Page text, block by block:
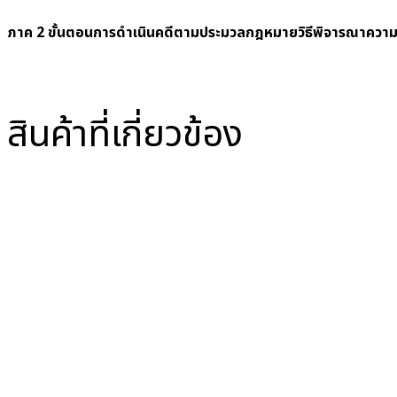
ภาค 2 ขั้นตอนการดำเนินคดีตามประมวลกฎหมายวิธีพิจารณาควา
สินค้าที่เกี่ยวข้อง